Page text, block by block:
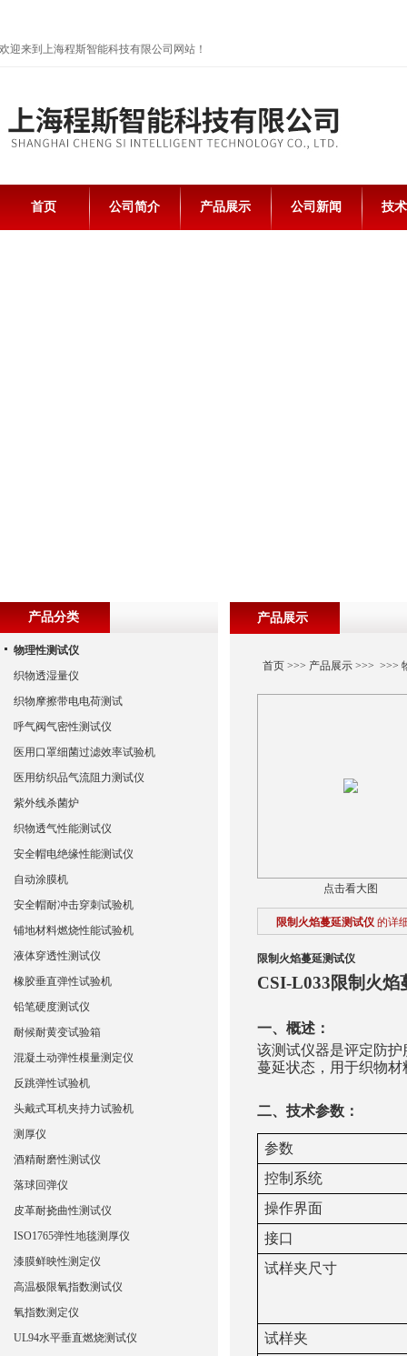
欢迎来到上海程斯智能科技有限公司网站！
首页 公司简介 产品展示 公司新闻 技
产品展示
首页>>> 产品展示>>> >>>
点击看大图
限制火焰蔓延测试仪 的详
限制火焰蔓延测试仪
CSI-L033限制火焰
‌一、概述：
该测试仪器是评定防
蔓延状态，用于织物
‌二、技术参数：
参数
控制系统
操作界面
接口
试样夹尺寸
试样夹
产品分类
物理性测试仪
织物透湿量仪
织物摩擦带电电荷测试
呼气阀气密性测试仪
医用口罩细菌过滤效率试验机
医用纺织品气流阻力测试仪
紫外线杀菌炉
织物透气性能测试仪
安全帽电绝缘性能测试仪
自动涂膜机
安全帽耐冲击穿刺试验机
铺地材料燃烧性能试验机
液体穿透性测试仪
橡胶垂直弹性试验机
铅笔硬度测试仪
耐候耐黄变试验箱
混凝土动弹性模量测定仪
反跳弹性试验机
头戴式耳机夹持力试验机
测厚仪
酒精耐磨性测试仪
落球回弹仪
皮革耐挠曲性测试仪
ISO1765弹性地毯测厚仪
漆膜鲜映性测定仪
高温极限氧指数测试仪
氧指数测定仪
UL94水平垂直燃烧测试仪